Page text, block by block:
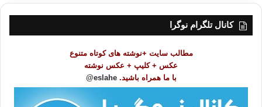
کانال تلگرام نوگرا
مطالب سایت +نوشته های کوتاه متنوع
عکس + کلیپ + عکس نوشته
با ما همراه باشید. eslahe@